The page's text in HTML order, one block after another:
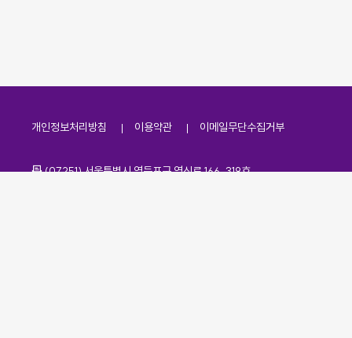
개인정보처리방침 이용약관 이메일무단수집거부
주소
(07251) 서울특별시 영등포구 영신로 166, 319호